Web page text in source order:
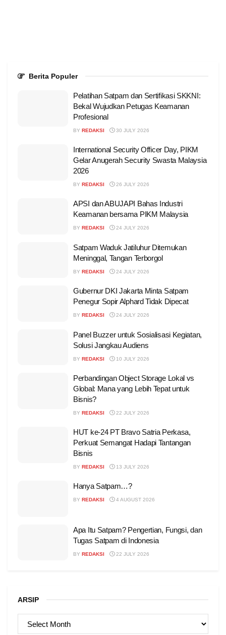
Berita Populer
Pelatihan Satpam dan Sertifikasi SKKNI:
Bekal Wujudkan Petugas Keamanan
Profesional
BY REDAKSI 30 JULY 2026
International Security Officer Day, PIKM
Gelar Anugerah Security Swasta Malaysia
2026
BY REDAKSI 26 JULY 2026
APSI dan ABUJAPI Bahas Industri
Keamanan bersama PIKM Malaysia
BY REDAKSI 24 JULY 2026
Satpam Waduk Jatiluhur Ditemukan
Meninggal, Tangan Terborgol
BY REDAKSI 24 JULY 2026
Gubernur DKI Jakarta Minta Satpam
Penegur Sopir Alphard Tidak Dipecat
BY REDAKSI 24 JULY 2026
Panel Buzzer untuk Sosialisasi Kegiatan,
Solusi Jangkau Audiens
BY REDAKSI 10 JULY 2026
Perbandingan Object Storage Lokal vs
Global: Mana yang Lebih Tepat untuk
Bisnis?
BY REDAKSI 22 JULY 2026
HUT ke-24 PT Bravo Satria Perkasa,
Perkuat Semangat Hadapi Tantangan
Bisnis
BY REDAKSI 13 JULY 2026
Hanya Satpam…?
BY REDAKSI 4 AUGUST 2026
Apa Itu Satpam? Pengertian, Fungsi, dan
Tugas Satpam di Indonesia
BY REDAKSI 22 JULY 2026
ARSIP